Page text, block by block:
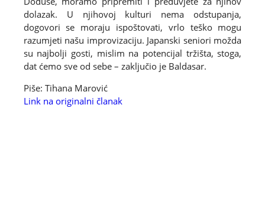
dolazak. U njihovoj kulturi nema odstupanja,
dogovori se moraju ispoštovati, vrlo teško mogu
razumjeti našu improvizaciju. Japanski seniori možda
su najbolji gosti, mislim na potencijal tržišta, stoga,
dat ćemo sve od sebe – zaključio je Baldasar.
Piše: Tihana Marović
Link na originalni članak